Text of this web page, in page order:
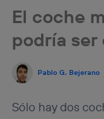
El coche
podría
Pablo G. Bejerano
Sólo hay dos